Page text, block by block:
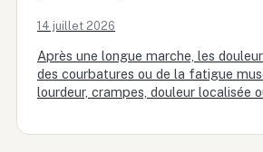
14 juillet 2026
Après une longue marche, les
des courbatures ou de la fatigue
lourdeur, crampes, douleur localisée